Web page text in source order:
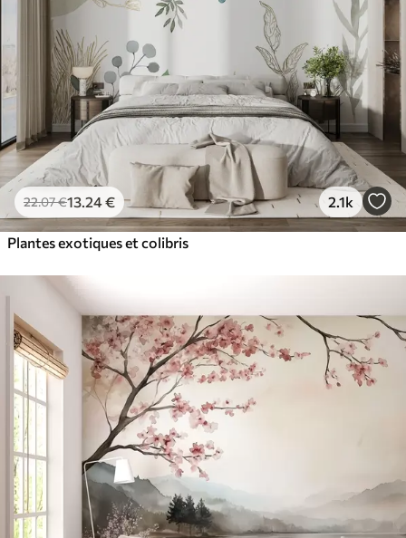
22.07€13 .24€ 2.1k
Plantes exotiques et colibris